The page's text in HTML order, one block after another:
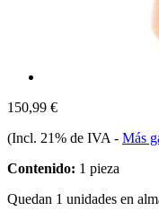
150,99 €
(Incl. 21% de IVA - Más
Contenido: 1 pieza
Quedan 1 unidades en